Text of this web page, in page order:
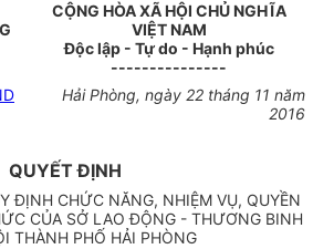
CỘNG HÒA XÃ HỘI CHỦ NGHĨA
VIỆT NAM
Độc lập - Tự do - Hạnh phúc
---------------
Hải Phòng, ngày 22 tháng 11 năm
2016
QUYẾT ĐỊNH
ĐỊNH CHỨC NĂNG, NHIỆM VỤ, QUYỀN
CỦA SỞ LAO ĐỘNG - THƯƠNG BINH
THÀNH PHỐ HẢI PHÒNG